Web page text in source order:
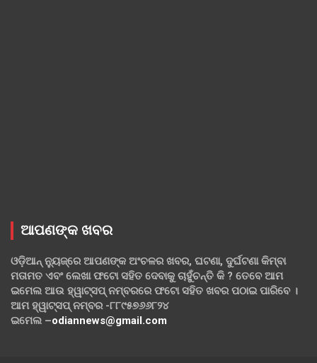
ଆପଣଙ୍କ ଖବର
ଓଡ଼ିଆନ୍ ନ୍ୟୁଜ୍‌ରେ ଆପଣଙ୍କ ଅଂଚଳର ଖବର, ଘଟଣା, ଦୁର୍ଘଟଣା କିମ୍ବା
ମତାମତ ଏବଂ ଲେଖା ଫଟୋ ସହିତ ଦେବାକୁ ଚାହୁଁଚନ୍ତି କି ? ତେବେ ଆମ
ଇମେଲ ଆଉ ହ୍ୱାଟ୍‌ସପ୍ ନମ୍ବରରେ ଫଟୋ ସହିତ ଖବର ପଠାଇ ପାରିବେ ।
ଆମ ହ୍ୱାଟ୍‌ସପ୍ ନମ୍ବର -୮୮୯୫୭୬୬୮୨୪
ଇମେଲ –odiannews@gmail.com